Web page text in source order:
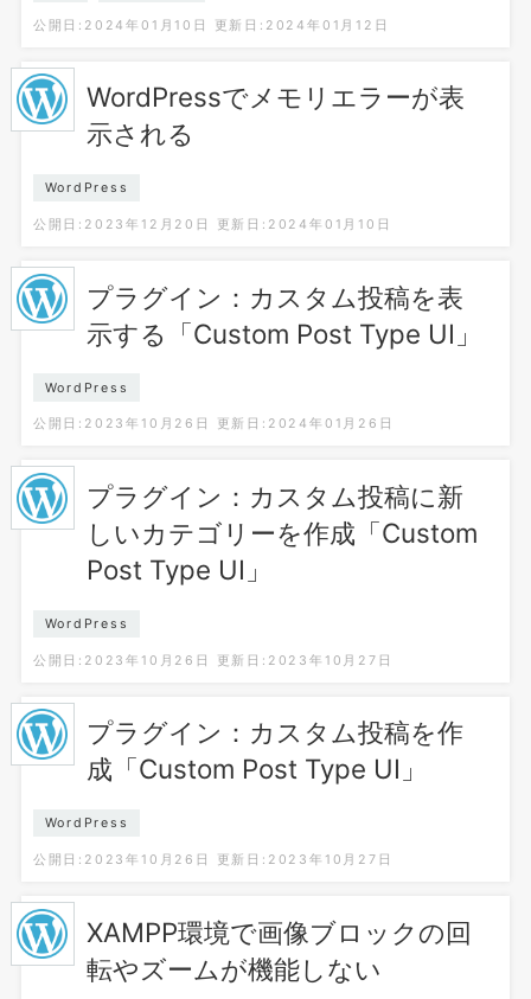
公開日:2024年01月10日 更新日:2024年01月12日
WordPressでメモリエラーが表
示される
WordPress
公開日:2023年12月20日 更新日:2024年01月10日
プラグイン：カスタム投稿を表
示する「Custom Post Type UI」
WordPress
公開日:2023年10月26日 更新日:2024年01月26日
プラグイン：カスタム投稿に新
しいカテゴリーを作成「Custom
Post Type UI」
WordPress
公開日:2023年10月26日 更新日:2023年10月27日
プラグイン：カスタム投稿を作
成「Custom Post Type UI」
WordPress
公開日:2023年10月26日 更新日:2023年10月27日
XAMPP環境で画像ブロックの回
転やズームが機能しない